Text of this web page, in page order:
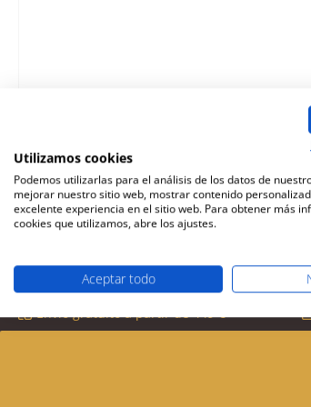
Utilizamos cookies
Podemos utilizarlas para el análisis de los datos de
mejorar nuestro sitio web, mostrar contenido
excelente experiencia en el sitio web. Para obtener más
cookies que utilizamos, abre los ajustes.
Aceptar todo